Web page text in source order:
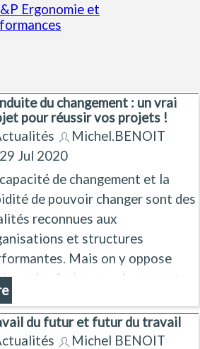
du changement : un vrai
pour réussir vos projets !
Michel.BENOIT
29 Jul 2020
de changement et la
de pouvoir changer sont des
reconnues aux
et structures
Mais on y oppose
les freins aux changments,
difficultés à faire évoluer les
les façons de faire, ...
ce pour autant une situation
du futur et futur du travail
Michel BENOIT